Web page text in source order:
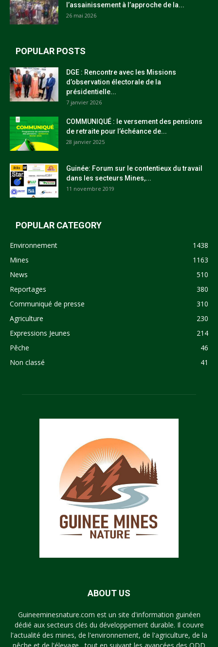
l’assainissement à l’approche de la...
26 mai 2026
POPULAR POSTS
DGE : Rencontre avec les Missions
d’observation électorale de la
présidentielle...
7 janvier 2026
COMMUNIQUÉ : le versement des pensions
de retraite pour l’échéance de...
28 janvier 2025
Guinée: Forum sur le contentieux du travail
dans les secteurs Mines,...
11 novembre 2019
POPULAR CATEGORY
Environnement
1438
Mines
1163
News
510
Reportages
380
Communiqué de presse
310
Agriculture
230
Expressions Jeunes
214
Pêche
46
Non classé
41
ABOUT US
Guineeminesnature.com est un site d'information guinéen
dédié aux secteurs clés du développement durable. Il couvre
l'actualité des mines, de l'environnement, de l'agriculture, de la